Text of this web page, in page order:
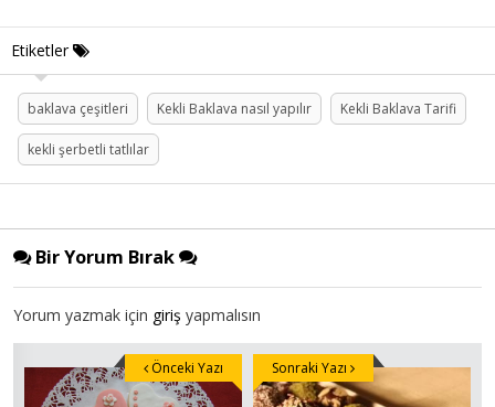
Etiketler
baklava çeşitleri Kekli Baklava nasıl yapılır Kekli Baklava Tarifi
kekli şerbetli tatlılar
Bir Yorum Bırak
Yorum yazmak için giriş yapmalısın
Önceki Yazı Sonraki Yazı